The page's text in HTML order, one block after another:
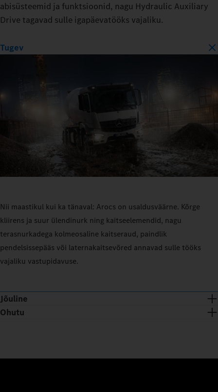
abisüsteemid ja funktsioonid, nagu Hydraulic Auxiliary
Drive tagavad sulle igapäevatööks vajaliku.
Tugev
Nii maastikul kui ka tänaval: Arocs on usaldusväärne. Kõrge
kliirens ja suur ülendinurk ning kaitseelemendid, nagu
terasnurkadega kolmeosaline kaitseraud, paindlik
pendelsissepääs või laternakaitsevõred annavad sulle tööks
vajaliku vastupidavuse.
Jõuline
Ohutu